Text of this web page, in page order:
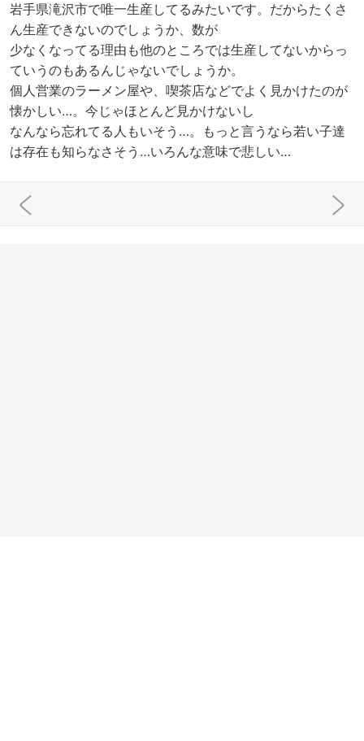
岩手県滝沢市で唯一生産してるみたいです。だからたくさ
ん生産できないのでしょうか、数が
少なくなってる理由も他のところでは生産してないからっ
ていうのもあるんじゃないでしょうか。
個人営業のラーメン屋や、喫茶店などでよく見かけたのが
懐かしい…。今じゃほとんど見かけないし
なんなら忘れてる人もいそう…。もっと言うなら若い子達
は存在も知らなさそう…いろんな意味で悲しい…